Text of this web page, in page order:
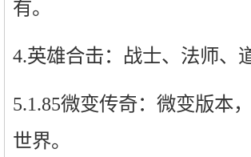
有。
4.英雄合击：战士、法师、
5.1.85微变传奇：微变版本
世界。